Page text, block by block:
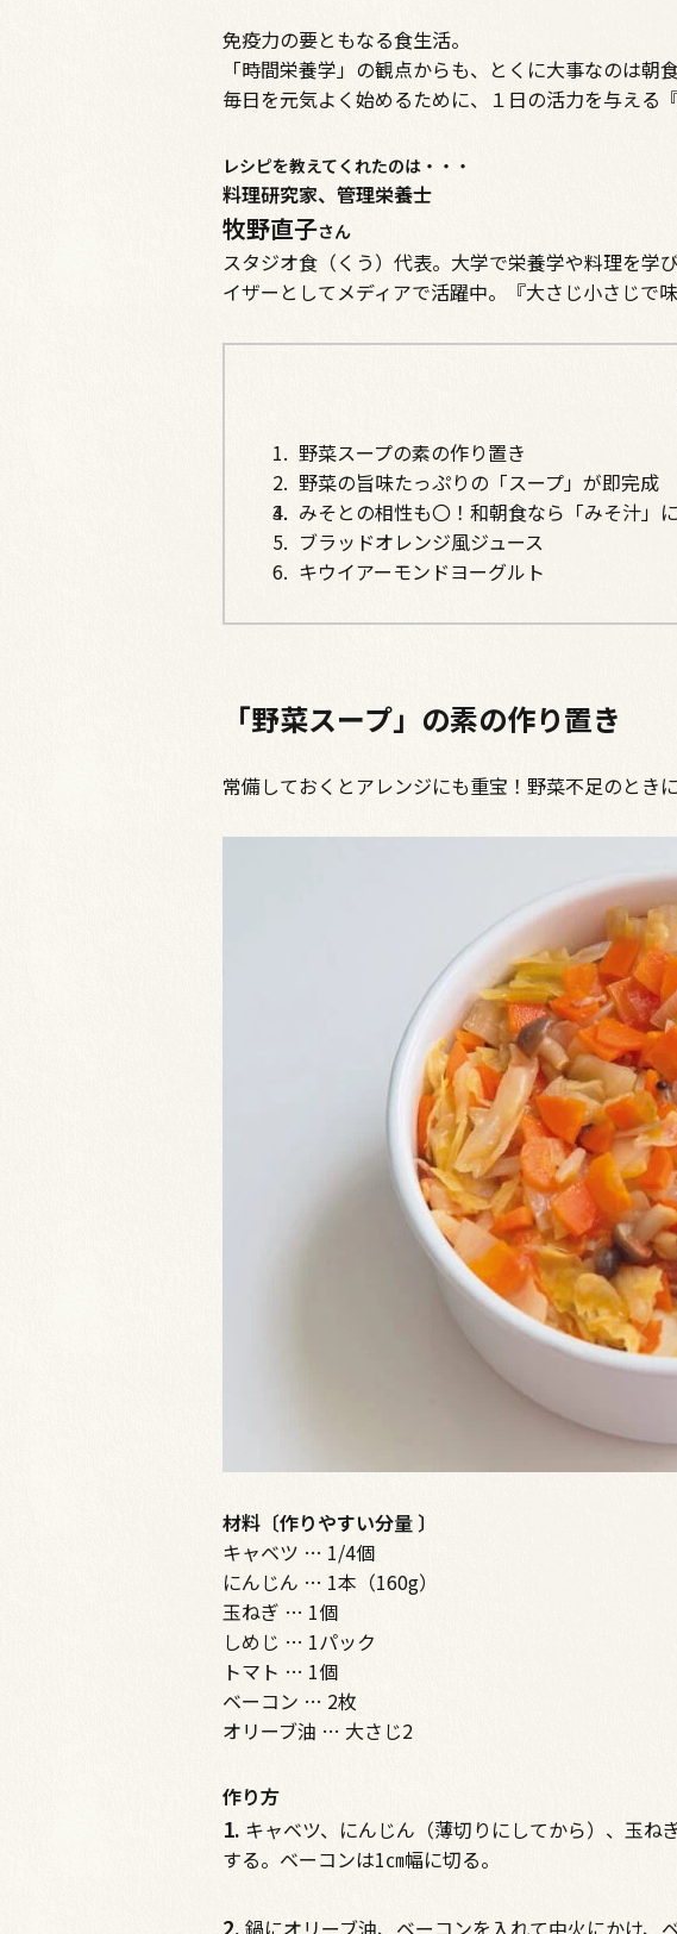
免疫力の要ともなる食生活。
「時間栄養学」の観点からも、とくに大事なのは朝食
毎日を元気よく始めるために、１日の活力を与える
レシピを教えてくれたのは・・・
料理研究家、管理栄養士
牧野直子さん
スタジオ食（くう）代表。大学で栄養学や料理を学
イザーとしてメディアで活躍中。『大さじ小さじで
野菜スープの素の作り置き
野菜の旨味たっぷりの「スープ」が即完成
みそとの相性も〇！和朝食なら「みそ汁」に
ブラッドオレンジ風ジュース
キウイアーモンドヨーグルト
「野菜スープ」の素の作り置き
常備しておくとアレンジにも重宝！野菜不足のとき
材料〔作りやすい分量 〕
キャベツ … 1/4個
にんじん … 1本（160g）
玉ねぎ … 1個
しめじ … 1パック
トマト … 1個
ベーコン … 2枚
オリーブ油 … 大さじ2
作り方
1. キャベツ、にんじん（薄切りにしてから）、玉ね
する。ベーコンは1㎝幅に切る。
2. 鍋にオリーブ油、ベーコンを入れて中火にかけ、